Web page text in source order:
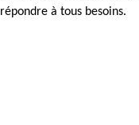
répondre à tous besoins.